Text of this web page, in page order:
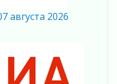
сможет
региона
августа 2026